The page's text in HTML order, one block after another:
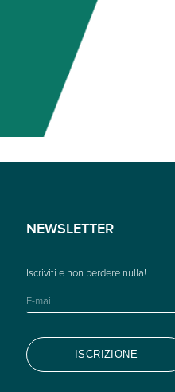
NEWSLETTER